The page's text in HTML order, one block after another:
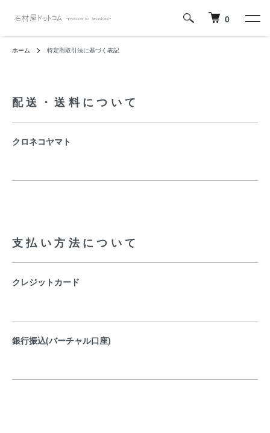
0
ホーム 特定商取引法に基づく表記
配送・送料について
クロネコヤマト
支払い方法について
クレジットカード
銀行振込(バーチャル口座)